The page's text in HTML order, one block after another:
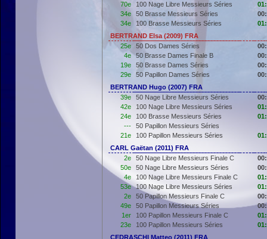
70e
100 Nage Libre Messieurs Séries
34e
50 Brasse Messieurs Séries
34e
100 Brasse Messieurs Séries
BERTRAND Elsa (2009) FRA
25e
50 Dos Dames Séries
4e
50 Brasse Dames Finale B
19e
50 Brasse Dames Séries
29e
50 Papillon Dames Séries
BERTRAND Hugo (2007) FRA
39e
50 Nage Libre Messieurs Séries
42e
100 Nage Libre Messieurs Séries
24e
100 Brasse Messieurs Séries
---
50 Papillon Messieurs Séries
21e
100 Papillon Messieurs Séries
CARL Gaëtan (2011) FRA
2e
50 Nage Libre Messieurs Finale C
50e
50 Nage Libre Messieurs Séries
4e
100 Nage Libre Messieurs Finale C
53e
100 Nage Libre Messieurs Séries
2e
50 Papillon Messieurs Finale C
49e
50 Papillon Messieurs Séries
1er
100 Papillon Messieurs Finale C
23e
100 Papillon Messieurs Séries
CEDRASCHI Matteo (2011) FRA